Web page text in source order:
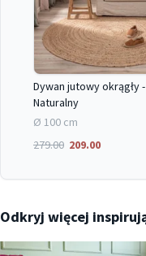
Dywan jutowy okrągły
Naturalny
Ø 100 cm
279.00 209.00
Odkryj więcej